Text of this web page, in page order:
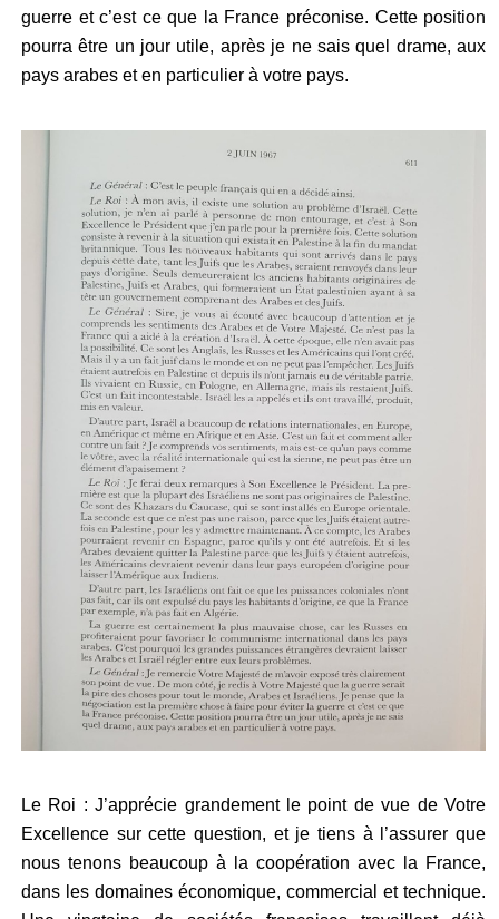
guerre et c’est ce que la France préconise. Cette position
pourra être un jour utile, après je ne sais quel drame, aux
pays arabes et en particulier à votre pays.
Le Roi : J’apprécie grandement le point de vue de Votre
Excellence sur cette question, et je tiens à l’assurer que
nous tenons beaucoup à la coopération avec la France,
dans les domaines économique, commercial et technique.